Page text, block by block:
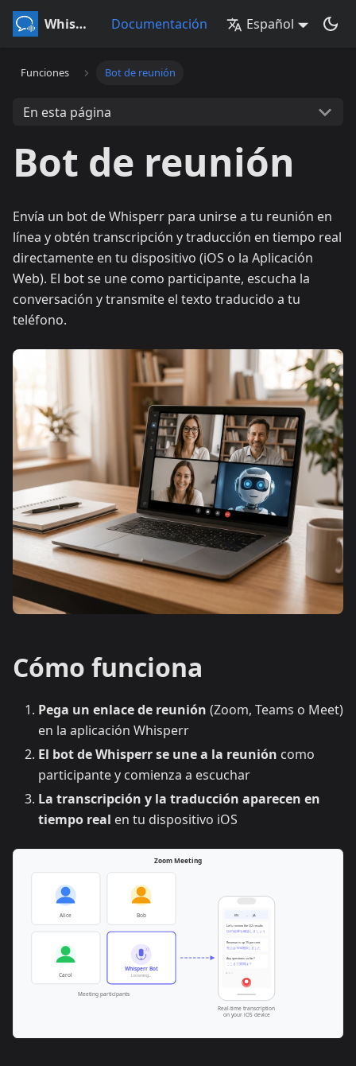
Whisperr Documentación Español
Funciones Bot de reunión
En esta página
Bot de reunión
Envía un bot de Whisperr para unirse a tu reunión en
línea y obtén transcripción y traducción en tiempo real
directamente en tu dispositivo (iOS o la Aplicación
Web). El bot se une como participante, escucha la
conversación y transmite el texto traducido a tu
teléfono.
Cómo funciona
Pega un enlace de reunión (Zoom, Teams o Meet)
en la aplicación Whisperr
El bot de Whisperr se une a la reunión como
participante y comienza a escuchar
La transcripción y la traducción aparecen en
tiempo real en tu dispositivo iOS